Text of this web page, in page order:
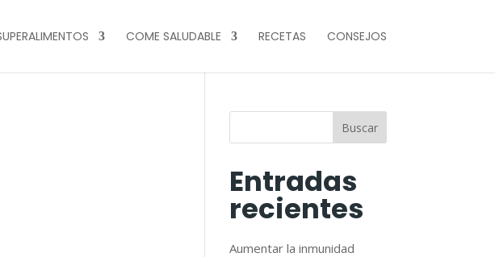
COME SALUDABLE RECETAS CONSEJOS
Buscar
Entradas
recientes
Aumentar la inmunidad